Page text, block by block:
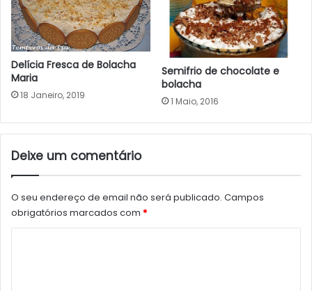
Delícia Fresca de Bolacha
Maria
18 Janeiro, 2019
Semifrio de chocolate e
bolacha
1 Maio, 2016
Deixe um comentário
O seu endereço de email não será publicado. Campos
obrigatórios marcados com *